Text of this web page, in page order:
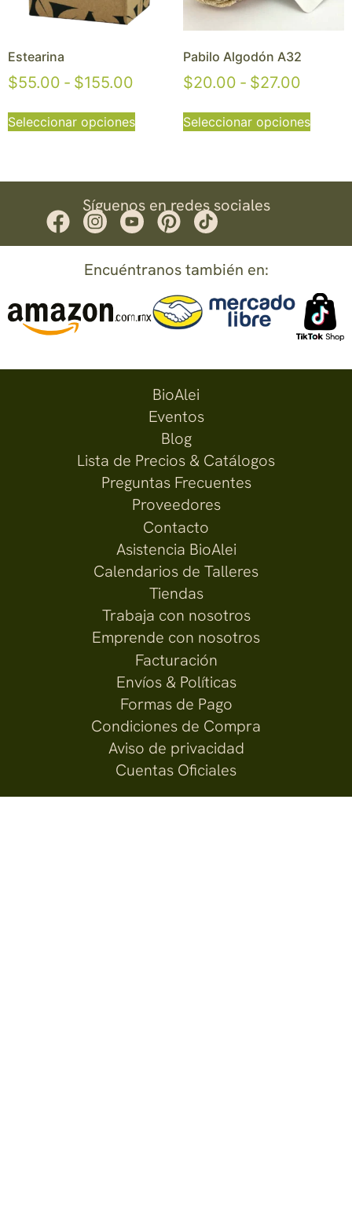
Estearina
$55.00 - $155.00
Seleccionar opciones
Pabilo Algodón A32
$20.00 - $27.00
Seleccionar opciones
Síguenos en redes sociales
Encuéntranos también en:
BioAlei
Eventos
Blog
Lista de Precios & Catálogos
Preguntas Frecuentes
Proveedores
Contacto
Asistencia BioAlei
Calendarios de Talleres
Tiendas
Trabaja con nosotros
Emprende con nosotros
Facturación
Envíos & Políticas
Formas de Pago
Condiciones de Compra
Aviso de privacidad
Cuentas Oficiales